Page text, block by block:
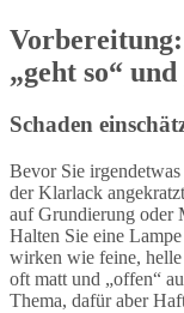
„geht so“
Schaden
Bevor Sie
der Klarlack
auf Grundierung oder
Halten Sie eine
wirken wie feine,
oft matt und „offen“
Thema, dafür aber